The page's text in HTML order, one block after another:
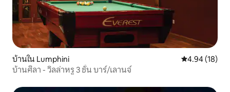
บ้านใน Lumphini คะแนนเฉลี่ย
4.94 (18)
บ้านศิลา - วิลล่าหรู 3 ชั้น บาร์/เลานจ์